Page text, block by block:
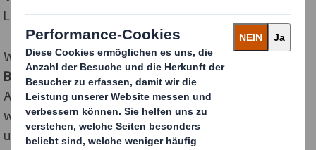
Lebensmittel verwendet werden.
Wir sprechen mit einer Reihe von
Biotechnologieunternehmen , um die Verwendung von
Algenfasern in einer Reihe von Verpackungsprodukten
wie Kartons, Papierverpackungen und Pappschalen zu
untersuchen.